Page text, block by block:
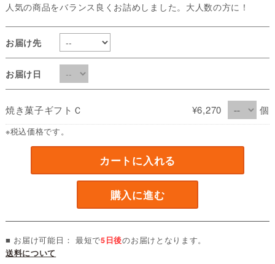
人気の商品をバランス良くお詰めしました。大人数の方に！
お届け先
お届け日
焼き菓子ギフトＣ ¥6,270 個
※税込価格です。
カートに入れる
購入に進む
■ お届け可能日： 最短で5日後のお届けとなります。
送料について